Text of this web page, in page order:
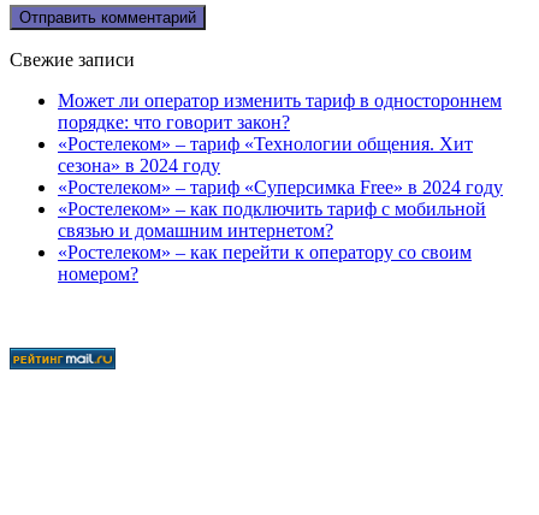
Свежие записи
Может ли оператор изменить тариф в одностороннем
порядке: что говорит закон?
«Ростелеком» – тариф «Технологии общения. Хит
сезона» в 2024 году
«Ростелеком» – тариф «Суперсимка Free» в 2024 году
«Ростелеком» – как подключить тариф с мобильной
связью и домашним интернетом?
«Ростелеком» – как перейти к оператору со своим
номером?